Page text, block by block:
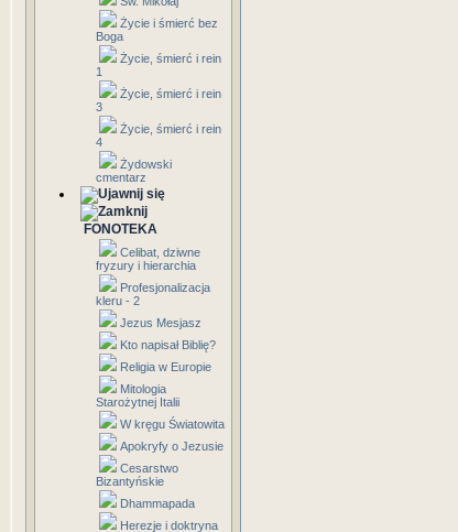
Życie i śmierć bez
Boga
Życie, śmierć i rein
1
Życie, śmierć i rein
3
Życie, śmierć i rein
4
Żydowski
cmentarz
FONOTEKA
Celibat, dziwne
fryzury i hierarchia
Profesjonalizacja
kleru - 2
Jezus Mesjasz
Kto napisał Biblię?
Religia w Europie
Mitologia
Starożytnej Italii
W kręgu Światowita
Apokryfy o Jezusie
Cesarstwo
Bizantyńskie
Dhammapada
Herezje i doktryna